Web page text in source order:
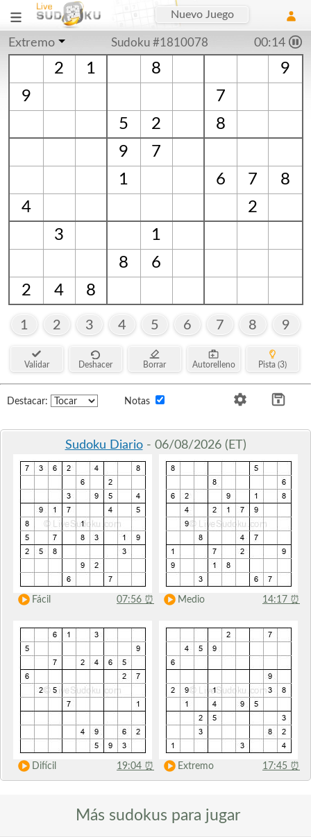
Nuevo Juego
Extremo Sudoku #1810078 00:15
2 1 8
9
9
7
5
2
8
9
7
1
6 7
8
4
2
3
1
8
6
2
4 8
1 2 3 4 5 6 7 8 9
Validar Deshacer Borrar Autorelleno Pista (3)
Destacar: Notas
Sudoku Diario- 06/08/2026 (ET)
Fácil 07:56 ⏰ Medio 14:17 ⏰
Difícil 19:04 ⏰ Extremo 17:45 ⏰
Más sudokus para jugar